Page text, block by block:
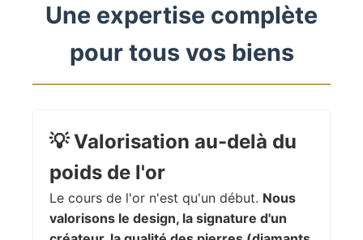
Une expertise complète
pour tous vos biens
💡Valorisation au-delà du
poids de l'or
Le cours de l'or n'est qu'un début. Nous
valorisons le design, la signature d'un